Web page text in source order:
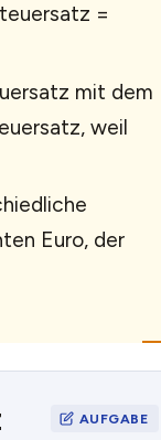
=
mit dem
weil
Euro, der